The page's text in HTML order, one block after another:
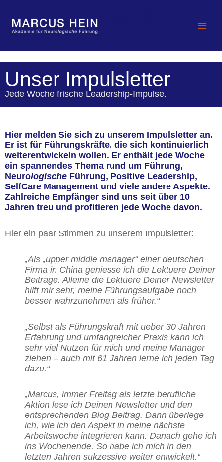
springen
Unser Impulsletter
Jede Woche frische Leadership-Impulse.
Hier melden Sie sich zu unserem Impulsletter an.
Er ist für Führungskräfte, die sich kontinuierlich
weiterentwickeln wollen. Er enthält jede Woche
ein spannendes Thema rund um Führung,
Neurologische Führung, Positive Leadership,
SelfCare Management und viele andere Aspekte.
Zahlreiche Empfänger sind uns seit über 10
Jahren treu und profitieren jede Woche davon.
Hier ein paar Stimmen zu unserem Impulsletter:
„Als „upper middle manager“ einer deutschen
Firma in China geniesse ich die Lektuere Deiner
Beiträge.Alleine die Lektuere Deiner Newsletter
hilft mir sehr, meine Führungsaufgabe noch
besser wahrzunehmen als früher.“
„Selbst als Führungskraft mit ueber 30 Jahren
Erfahrung und umfangreicher Praxis kann ich
sehr viel Nutzen für mich und meine Manager
ziehen – auch mit 61 Jahren lerne ich jeden Tag
dazu.“
„Marcus, immer Freitag als letzte berufliche
Aktion lese ich Deinen Newsletter und den
entsprechenden Blog-Beitrag. Dann überlege
ich, wie ich den Aspekt in meine nächste
Arbeitswoche integrieren kann. Danach gehe ich
ins Wochenende. So habe ich mich in den
letzten Jahren sukzessive weiter entwickelt.“